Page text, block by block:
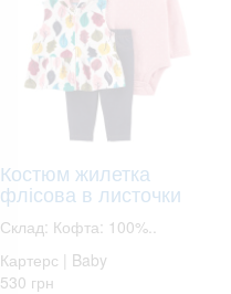
Костюм жилетка
флісова в листочки
Склад: Кофта: 100%..
Картерс | Baby
530 грн